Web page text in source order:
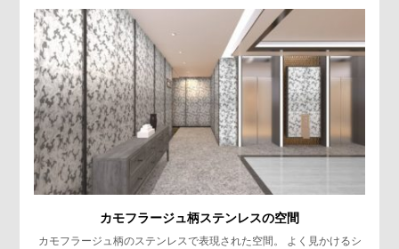
カモフラージュ柄ステンレスの空間
カモフラージュ柄のステンレスで表現された空間。 よく見かけるシ